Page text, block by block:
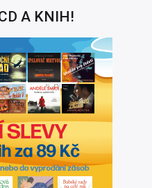
A KNIH!